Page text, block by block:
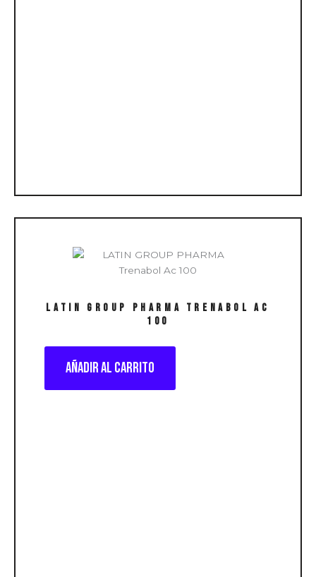
LATIN GROUP PHARMA Trenabol Ac
100
Añadir al carrito